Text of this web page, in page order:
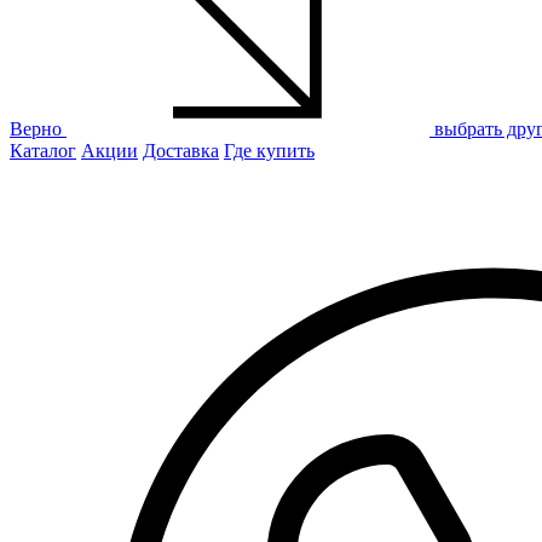
Верно
выбрать
Каталог Акции Доставка Где купить